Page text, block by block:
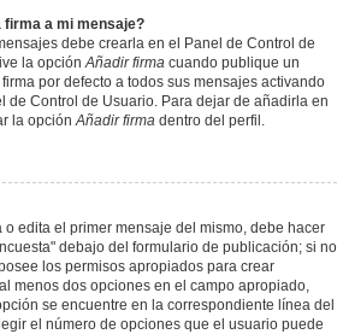
firma a mi mensaje?
debe crearla en el Panel de Control de
la opciónAñadir firma cuando publique un
por defecto a todos sus mensajes activando
de Control de Usuario. Para dejar de añadirla en
la opciónAñadir firma dentro del perfil.
edita el primer mensaje del mismo, debe hacer
debajo del formulario de publicación; si no
los permisos apropiados para crear
menos dos opciones en el campo apropiado,
se encuentre en la correspondiente línea del
el número de opciones que el usuario puede